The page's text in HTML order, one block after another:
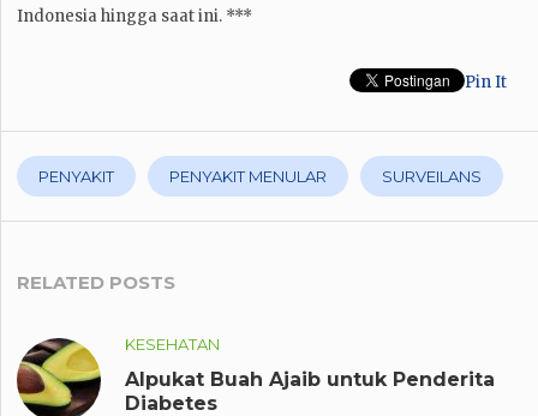
Indonesia hingga saat ini. ***
Pin It
PENYAKIT PENYAKIT MENULAR SURVEILANS
RELATED POSTS
KESEHATAN
Alpukat Buah Ajaib untuk Penderita
Diabetes